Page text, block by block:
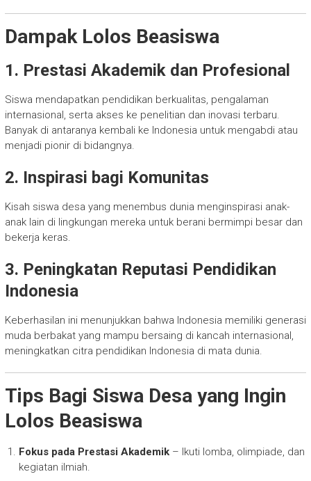
Dampak Lolos Beasiswa
1. Prestasi Akademik dan Profesional
Siswa mendapatkan pendidikan berkualitas, pengalaman
internasional, serta akses ke penelitian dan inovasi terbaru.
Banyak di antaranya kembali ke Indonesia untuk mengabdi atau
menjadi pionir di bidangnya.
2. Inspirasi bagi Komunitas
Kisah siswa desa yang menembus dunia menginspirasi anak-
anak lain di lingkungan mereka untuk berani bermimpi besar dan
bekerja keras.
3. Peningkatan Reputasi Pendidikan
Indonesia
Keberhasilan ini menunjukkan bahwa Indonesia memiliki generasi
muda berbakat yang mampu bersaing di kancah internasional,
meningkatkan citra pendidikan Indonesia di mata dunia.
Tips Bagi Siswa Desa yang Ingin
Lolos Beasiswa
Fokus pada Prestasi Akademik– Ikuti lomba, olimpiade, dan
kegiatan ilmiah.